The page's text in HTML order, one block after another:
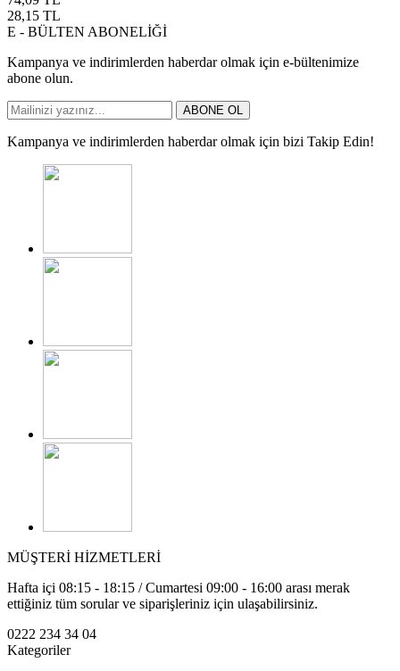
28,15 TL
E - BÜLTEN ABONELİĞİ
Kampanya ve indirimlerden haberdar olmak için e-bültenimize
abone olun.
ABONE OL
Kampanya ve indirimlerden haberdar olmak için bizi Takip Edin!
MÜŞTERİ HİZMETLERİ
Hafta içi 08:15 - 18:15 / Cumartesi 09:00 - 16:00 arası merak
ettiğiniz tüm sorular ve siparişleriniz için ulaşabilirsiniz.
0222 234 34 04
Kategoriler